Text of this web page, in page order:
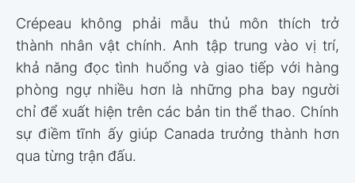
Crépeau không phải mẫu thủ môn thích trở
thành nhân vật chính. Anh tập trung vào vị trí,
khả năng đọc tình huống và giao tiếp với hàng
phòng ngự nhiều hơn là những pha bay người
chỉ để xuất hiện trên các bản tin thể thao. Chính
sự điềm tĩnh ấy giúp Canada trưởng thành hơn
qua từng trận đấu.